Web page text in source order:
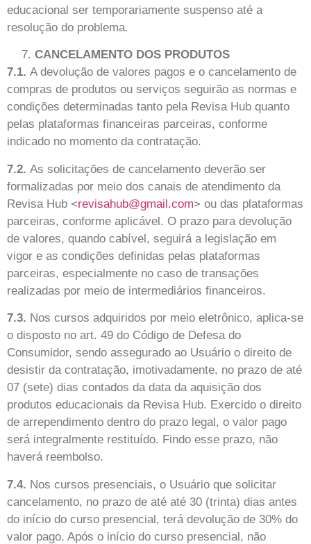
educacional ser temporariamente suspenso até a
resolução do problema.
CANCELAMENTO DOS PRODUTOS
7.1. A devolução de valores pagos e o cancelamento de
compras de produtos ou serviços seguirão as normas e
condições determinadas tanto pela Revisa Hub quanto
pelas plataformas financeiras parceiras, conforme
indicado no momento da contratação.
7.2. As solicitações de cancelamento deverão ser
formalizadas por meio dos canais de atendimento da
Revisa Hub <revisahub@gmail.com> ou das plataformas
parceiras, conforme aplicável. O prazo para devolução
de valores, quando cabível, seguirá a legislação em
vigor e as condições definidas pelas plataformas
parceiras, especialmente no caso de transações
realizadas por meio de intermediários financeiros.
7.3. Nos cursos adquiridos por meio eletrônico, aplica-se
o disposto no art. 49 do Código de Defesa do
Consumidor, sendo assegurado ao Usuário o direito de
desistir da contratação, imotivadamente, no prazo de até
07 (sete) dias contados da data da aquisição dos
produtos educacionais da Revisa Hub. Exercido o direito
de arrependimento dentro do prazo legal, o valor pago
será integralmente restituído. Findo esse prazo, não
haverá reembolso.
7.4. Nos cursos presenciais, o Usuário que solicitar
cancelamento, no prazo de até até 30 (trinta) dias antes
do início do curso presencial, terá devolução de 30% do
valor pago. Após o início do curso presencial, não